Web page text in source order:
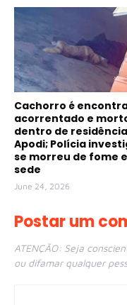
Cachorro é
acorrentado e
dentro de
Apodi; Polícia
se morreu de fome e
sede
June 24, 2026
Postar um
ATENÇÃO: Seja
ou difamar qualquer